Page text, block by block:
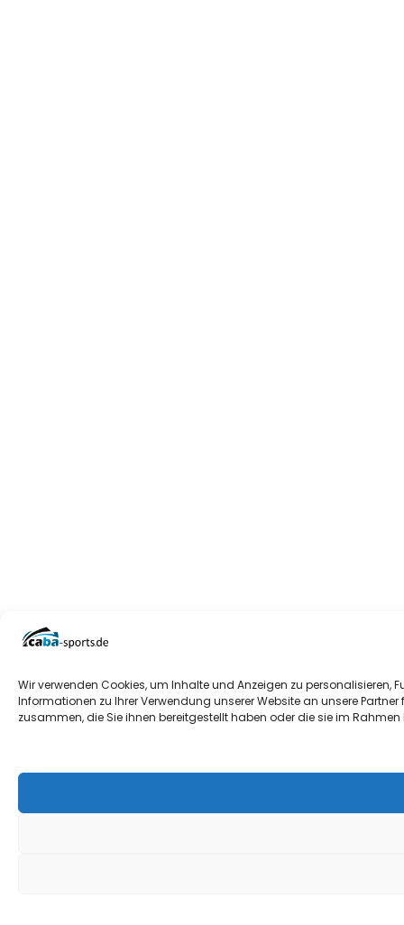
Wir verwenden Cookies, um Inhalte und Anzeigen zu
Informationen zu Ihrer Verwendung unserer Website an unsere
zusammen, die Sie ihnen bereitgestellt haben oder die sie im